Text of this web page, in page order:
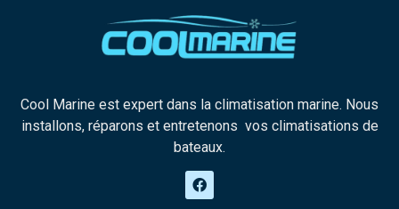
Cool Marine est expert dans la climatisation marine. Nous
installons, réparons et entretenons vos climatisations de
bateaux.